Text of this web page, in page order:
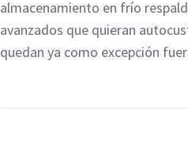
almacenamiento en frío
avanzados que quieran
quedan ya como excepción